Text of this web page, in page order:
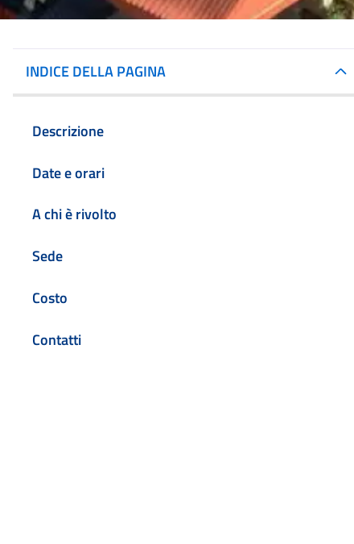
INDICE DELLA PAGINA
Descrizione
Date e orari
A chi è rivolto
Sede
Costo
Contatti